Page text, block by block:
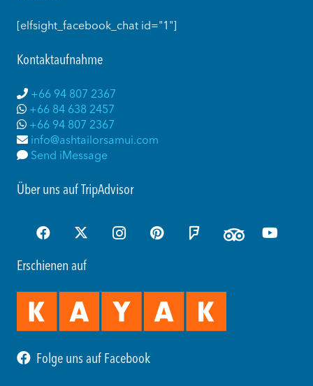
[elfsight_facebook_chat id="1"]
Kontaktaufnahme
+66 94 807 2367
+66 84 638 2457
+66 94 807 2367
info@ashtailorsamui.com
Send iMessage
Über uns auf TripAdvisor
Erschienen auf
Folge uns auf Facebook